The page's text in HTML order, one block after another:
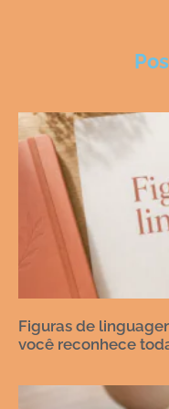
Figuras de
você reconhece